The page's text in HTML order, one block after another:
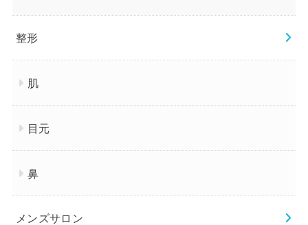
整形
肌
目元
鼻
メンズサロン